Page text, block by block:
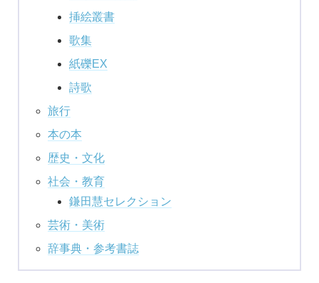
挿絵叢書
歌集
紙礫EX
詩歌
旅行
本の本
歴史・文化
社会・教育
鎌田慧セレクション
芸術・美術
辞事典・参考書誌